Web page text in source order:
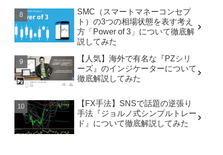
SMC（スマートマネーコンセプ
ト）の3つの相場状態を表す考え
方「Power of 3」について徹底解
説してみた
【人気】海外で有名な『PZシリ
ーズ』のインジケーターについて
徹底解説してみた
【FX手法】SNSで話題の逆張り
手法『ジョルノ式シンプルトレー
ド』について徹底解説してみた